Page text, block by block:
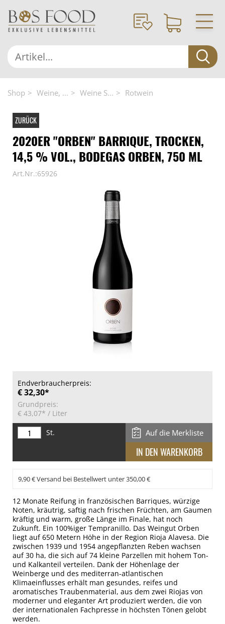
Shop Weine, ... Weine S... Rotwein
ZURÜCK
2020ER "ORBEN" BARRIQUE, TROCKEN,
14,5 % VOL., BODEGAS ORBEN, 750 ML
Art.Nr.:65926
Endverbraucherpreis:
€ 32,30*
Grundpreis:
€ 43,07* / Liter
St.
Auf die Merkliste
9,90 € Versand bei Bestellwert unter 350,00 €
12 Monate Reifung in französischen Barriques, würzige
Noten, kräutrig, saftig nach frischen Früchten, am Gaumen
kräftig und warm, große Länge im Finale, hat noch
Zukunft. Ein 100%iger Tempranillo. Das Weingut Orben
liegt auf 650 Metern Höhe in der Region Rioja Alavesa. Die
zwischen 1939 und 1954 angepflanzten Reben wachsen
auf 30 ha, die sich auf 74 kleine Parzellen mit hohem Ton-
und Kalkanteil verteilen. Dank der Höhenlage der
Weinberge und des mediterran-atlantischen
Klimaeinflusses erhält man gesundes, reifes und
aromatisches Traubenmaterial, aus dem zwei Riojas von
moderner und eleganter Art produziert werden, die von
der internationalen Fachpresse in höchsten Tönen gelobt
werden.